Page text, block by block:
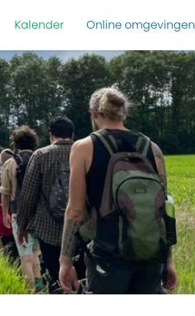
Kalender Online omgevingen